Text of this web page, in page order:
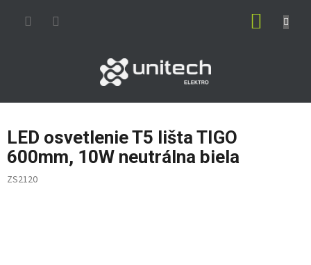
LED osvetlenie T5 lišta TIGO
600mm, 10W neutrálna biela
ZS2120